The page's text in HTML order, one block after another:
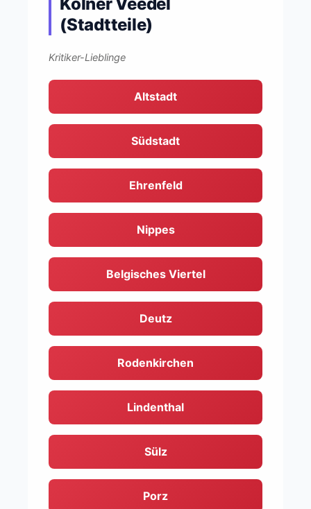
(Stadtteile)
Kritiker-Lieblinge
Altstadt
Südstadt
Ehrenfeld
Nippes
Belgisches Viertel
Deutz
Rodenkirchen
Lindenthal
Sülz
Porz